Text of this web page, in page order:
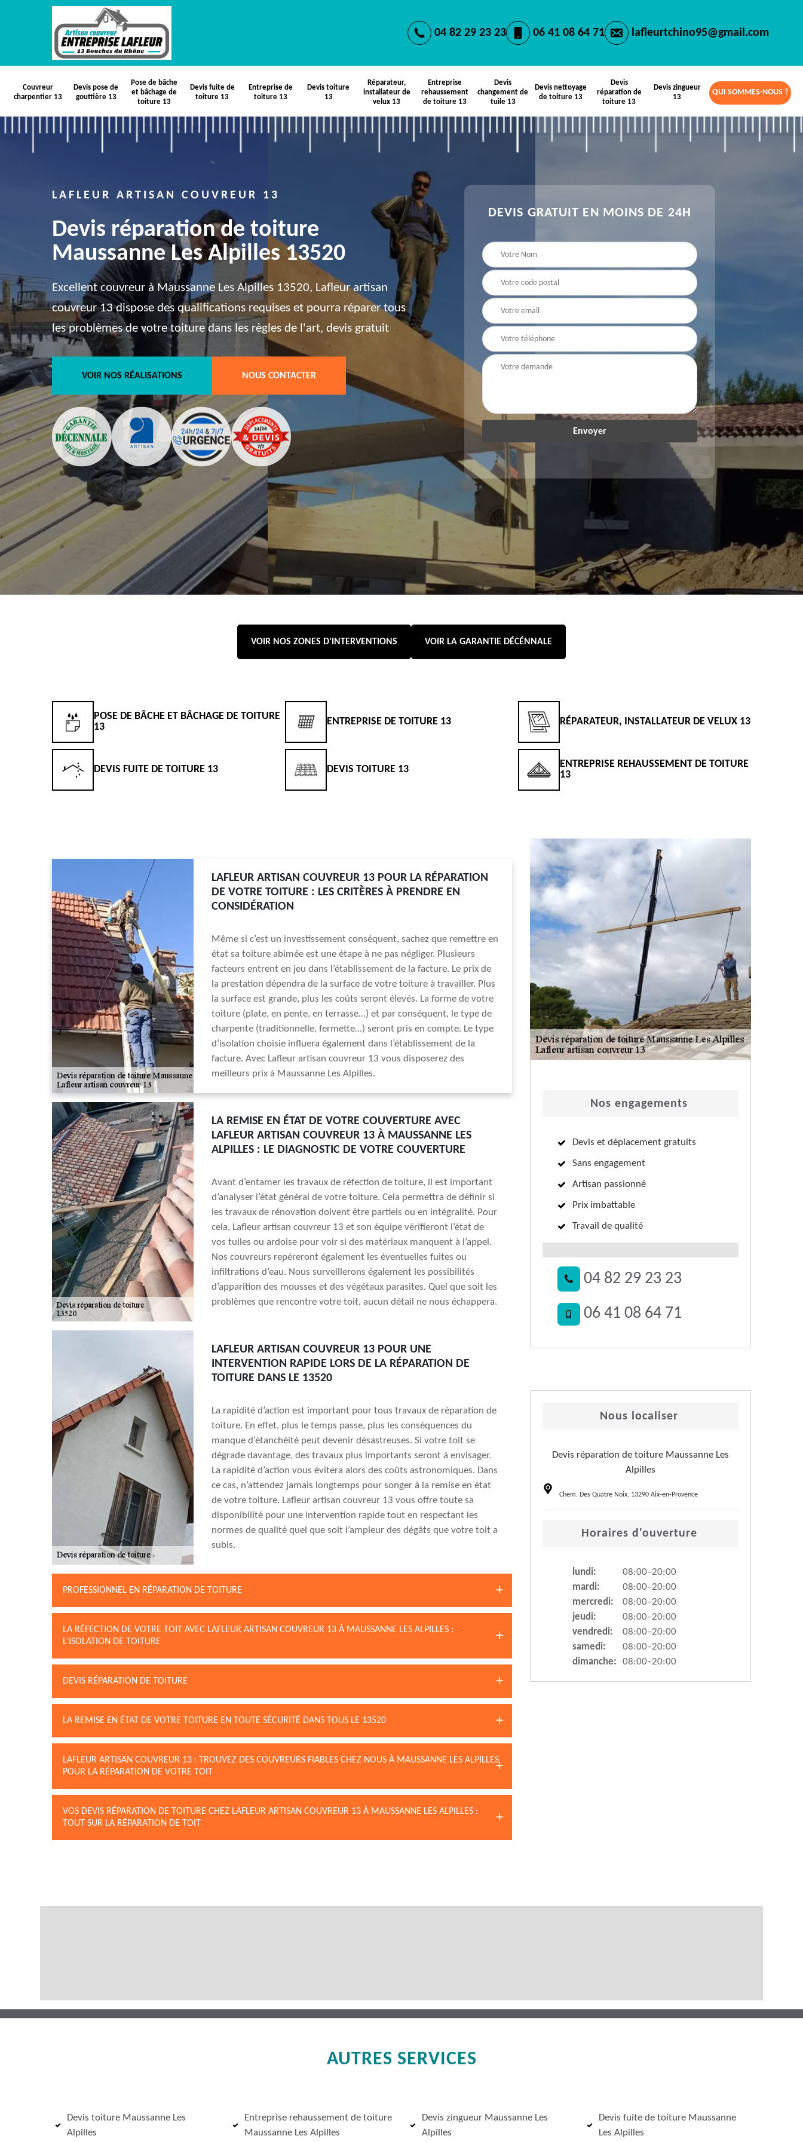
04 82 29 23 23 06 41 08 64 71 lafleurtchino95@gmail.com
Couvreur
charpentier 13
Devis pose de
gouttière 13
Pose de bâche
et bâchage de
toiture 13
Devis fuite de
toiture 13
Entreprise de
toiture 13
Devis toiture
13
Réparateur,
installateur de
velux 13
Entreprise
rehaussement
de toiture 13
Devis
changement de
tuile 13
Devis nettoyage
de toiture 13
Devis
réparation de
toiture 13
Devis zingueur
13
QUI SOMMES-NOUS ?
LAFLEUR ARTISAN COUVREUR 13
Devis réparation de toiture
Maussanne Les Alpilles 13520
Excellent couvreur à Maussanne Les Alpilles 13520, Lafleur artisan
couvreur 13 dispose des qualifications requises et pourra réparer tous
les problèmes de votre toiture dans les règles de l'art, devis gratuit
VOIR NOS RÉALISATIONS NOUS CONTACTER
DEVIS GRATUIT EN MOINS DE 24H
VOIR NOS ZONES D'INTERVENTIONS VOIR LA GARANTIE DÉCÉNNALE
POSE DE BÂCHE ET BÂCHAGE DE TOITURE
13
DEVIS FUITE DE TOITURE 13
ENTREPRISE DE TOITURE 13
DEVIS TOITURE 13
RÉPARATEUR, INSTALLATEUR DE VELUX 13
ENTREPRISE REHAUSSEMENT DE TOITURE
13
LAFLEUR ARTISAN COUVREUR 13 POUR LA RÉPARATION
DE VOTRE TOITURE : LES CRITÈRES À PRENDRE EN
CONSIDÉRATION
Même si c’est un investissement conséquent, sachez que remettre en
état sa toiture abimée est une étape à ne pas négliger. Plusieurs
facteurs entrent en jeu dans l’établissement de la facture. Le prix de
la prestation dépendra de la surface de votre toiture à travailler. Plus
la surface est grande, plus les coûts seront élevés. La forme de votre
toiture (plate, en pente, en terrasse…) et par conséquent, le type de
charpente (traditionnelle, fermette…) seront pris en compte. Le type
d‘isolation choisie influera également dans l’établissement de la
facture. Avec Lafleur artisan couvreur 13 vous disposerez des
meilleurs prix à Maussanne Les Alpilles.
LA REMISE EN ÉTAT DE VOTRE COUVERTURE AVEC
LAFLEUR ARTISAN COUVREUR 13 À MAUSSANNE LES
ALPILLES : LE DIAGNOSTIC DE VOTRE COUVERTURE
Avant d’entamer les travaux de réfection de toiture, il est important
d’analyser l’état général de votre toiture. Cela permettra de définir si
les travaux de rénovation doivent être partiels ou en intégralité. Pour
cela, Lafleur artisan couvreur 13 et son équipe vérifieront l’état de
vos tuiles ou ardoise pour voir si des matériaux manquent à l’appel.
Nos couvreurs repéreront également les éventuelles fuites ou
infiltrations d’eau. Nous surveillerons également les possibilités
d’apparition des mousses et des végétaux parasites. Quel que soit les
problèmes que rencontre votre toit, aucun détail ne nous échappera.
LAFLEUR ARTISAN COUVREUR 13 POUR UNE
INTERVENTION RAPIDE LORS DE LA RÉPARATION DE
TOITURE DANS LE 13520
La rapidité d’action est important pour tous travaux de réparation de
toiture. En effet, plus le temps passe, plus les conséquences du
manque d’étanchéité peut devenir désastreuses. Si votre toit se
dégrade davantage, des travaux plus importants seront à envisager.
La rapidité d’action vous évitera alors des coûts astronomiques. Dans
ce cas, n’attendez jamais longtemps pour songer à la remise en état
de votre toiture. Lafleur artisan couvreur 13 vous offre toute sa
disponibilité pour une intervention rapide tout en respectant les
normes de qualité quel que soit l’ampleur des dégâts que votre toit a
subis.
PROFESSIONNEL EN RÉPARATION DE TOITURE
LA RÉFECTION DE VOTRE TOIT AVEC LAFLEUR ARTISAN COUVREUR 13 À MAUSSANNE LES ALPILLES :
L’ISOLATION DE TOITURE
DEVIS RÉPARATION DE TOITURE
LA REMISE EN ÉTAT DE VOTRE TOITURE EN TOUTE SÉCURITÉ DANS TOUS LE 13520
LAFLEUR ARTISAN COUVREUR 13 : TROUVEZ DES COUVREURS FIABLES CHEZ NOUS À MAUSSANNE LES ALPILLES
POUR LA RÉPARATION DE VOTRE TOIT
VOS DEVIS RÉPARATION DE TOITURE CHEZ LAFLEUR ARTISAN COUVREUR 13 À MAUSSANNE LES ALPILLES :
TOUT SUR LA RÉPARATION DE TOIT
Nos engagements
Devis et déplacement gratuits
Sans engagement
Artisan passionné
Prix imbattable
Travail de qualité
04 82 29 23 23
06 41 08 64 71
Nous localiser
Devis réparation de toiture Maussanne Les
Alpilles
Chem. Des Quatre Noix, 13290 Aix-en-Provence
Horaires d'ouverture
lundi:
08:00–20:00
mardi:
08:00–20:00
mercredi:
08:00–20:00
jeudi:
08:00–20:00
vendredi:
08:00–20:00
samedi:
08:00–20:00
dimanche:
08:00–20:00
AUTRES SERVICES
Devis toiture Maussanne Les
Alpilles
Entreprise rehaussement de toiture
Maussanne Les Alpilles
Devis zingueur Maussanne Les
Alpilles
Devis fuite de toiture Maussanne
Les Alpilles